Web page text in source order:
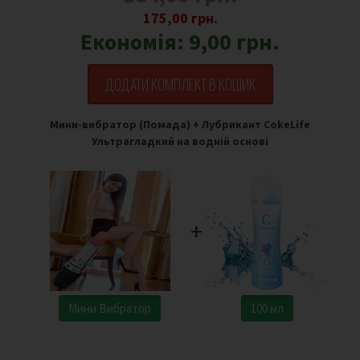
175,00 грн.
Економія: 9,00 грн.
ДОДАТИ КОМПЛЕКТ В КОШИК
Мини-вибратор (Помада) + Лубрикант CokeLife
Ультрагладкий на водній основі
Мини Вибратор
+
100 мл